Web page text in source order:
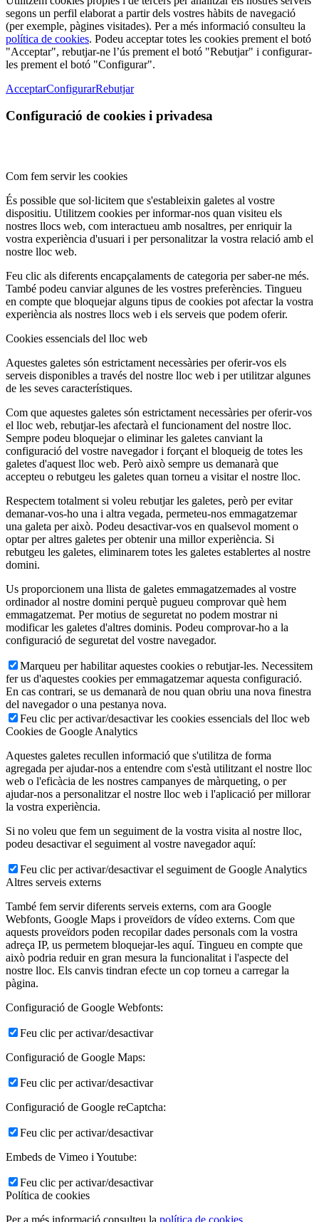
segons un perfil elaborat a partir dels vostres hàbits de navegació
(per exemple, pàgines visitades). Per a més informació consulteu la
política de cookies. Podeu acceptar totes les cookies prement el botó
"Acceptar", rebutjar-ne l’ús prement el botó "Rebutjar" i configurar-
les prement el botó "Configurar".
AcceptarConfigurarRebutjar
Configuració de cookies i privadesa
Com fem servir les cookies
És possible que sol·licitem que s'estableixin galetes al vostre
dispositiu. Utilitzem cookies per informar-nos quan visiteu els
nostres llocs web, com interactueu amb nosaltres, per enriquir la
vostra experiència d'usuari i per personalitzar la vostra relació amb el
nostre lloc web.
Feu clic als diferents encapçalaments de categoria per saber-ne més.
També podeu canviar algunes de les vostres preferències. Tingueu
en compte que bloquejar alguns tipus de cookies pot afectar la vostra
experiència als nostres llocs web i els serveis que podem oferir.
Cookies essencials del lloc web
Aquestes galetes són estrictament necessàries per oferir-vos els
serveis disponibles a través del nostre lloc web i per utilitzar algunes
de les seves característiques.
Com que aquestes galetes són estrictament necessàries per oferir-vos
el lloc web, rebutjar-les afectarà el funcionament del nostre lloc.
Sempre podeu bloquejar o eliminar les galetes canviant la
configuració del vostre navegador i forçant el bloqueig de totes les
galetes d'aquest lloc web. Però això sempre us demanarà que
accepteu o rebutgeu les galetes quan torneu a visitar el nostre lloc.
Respectem totalment si voleu rebutjar les galetes, però per evitar
demanar-vos-ho una i altra vegada, permeteu-nos emmagatzemar
una galeta per això. Podeu desactivar-vos en qualsevol moment o
optar per altres galetes per obtenir una millor experiència. Si
rebutgeu les galetes, eliminarem totes les galetes establertes al nostre
domini.
Us proporcionem una llista de galetes emmagatzemades al vostre
ordinador al nostre domini perquè pugueu comprovar què hem
emmagatzemat. Per motius de seguretat no podem mostrar ni
modificar les galetes d'altres dominis. Podeu comprovar-ho a la
configuració de seguretat del vostre navegador.
Marqueu per habilitar aquestes cookies o rebutjar-les. Necessitem
fer us d'aquestes cookies per emmagatzemar aquesta configuració.
En cas contrari, se us demanarà de nou quan obriu una nova finestra
del navegador o una pestanya nova.
Feu clic per activar/desactivar les cookies essencials del lloc web
Cookies de Google Analytics
Aquestes galetes recullen informació que s'utilitza de forma
agregada per ajudar-nos a entendre com s'està utilitzant el nostre lloc
web o l'eficàcia de les nostres campanyes de màrqueting, o per
ajudar-nos a personalitzar el nostre lloc web i l'aplicació per millorar
la vostra experiència.
Si no voleu que fem un seguiment de la vostra visita al nostre lloc,
podeu desactivar el seguiment al vostre navegador aquí:
Feu clic per activar/desactivar el seguiment de Google Analytics
Altres serveis externs
També fem servir diferents serveis externs, com ara Google
Webfonts, Google Maps i proveïdors de vídeo externs. Com que
aquests proveïdors poden recopilar dades personals com la vostra
adreça IP, us permetem bloquejar-les aquí. Tingueu en compte que
això podria reduir en gran mesura la funcionalitat i l'aspecte del
nostre lloc. Els canvis tindran efecte un cop torneu a carregar la
pàgina.
Configuració de Google Webfonts:
Feu clic per activar/desactivar
Configuració de Google Maps:
Feu clic per activar/desactivar
Configuració de Google reCaptcha:
Feu clic per activar/desactivar
Embeds de Vimeo i Youtube:
Feu clic per activar/desactivar
Política de cookies